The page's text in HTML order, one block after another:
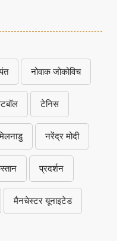
नोवाक जोकोविच
टेनिस
नरेंद्र मोदी
प्रदर्शन
मैनचेस्टर यूनाइटेड